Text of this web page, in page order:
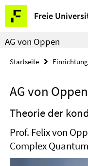
Springe
direkt
zu
Inhalt
Freie
Service-
Navigation
AG von Oppen
Startseite
AG von Oppen
Theorie der
Prof. Felix von
Complex